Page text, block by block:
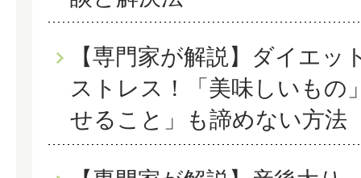
【専門家が解説】ダイエッ
ストレス！「美味しいもの
せること」も諦めない方法